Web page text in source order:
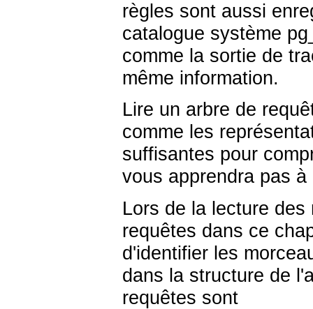
règles sont aussi
catalogue système
comme la sortie de
même information.
Lire un arbre de
comme les
suffisantes pour
vous apprendra pas à
Lors de la lecture
requêtes dans ce
d'identifier les
dans la structure de
requêtes sont